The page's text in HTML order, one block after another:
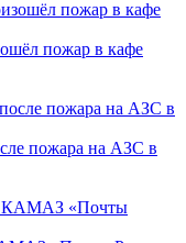
пожар в кафе
пожара на АЗС в